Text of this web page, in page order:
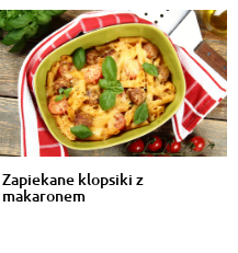
kurczakiem
Zapiekane klopsiki z
makaronem